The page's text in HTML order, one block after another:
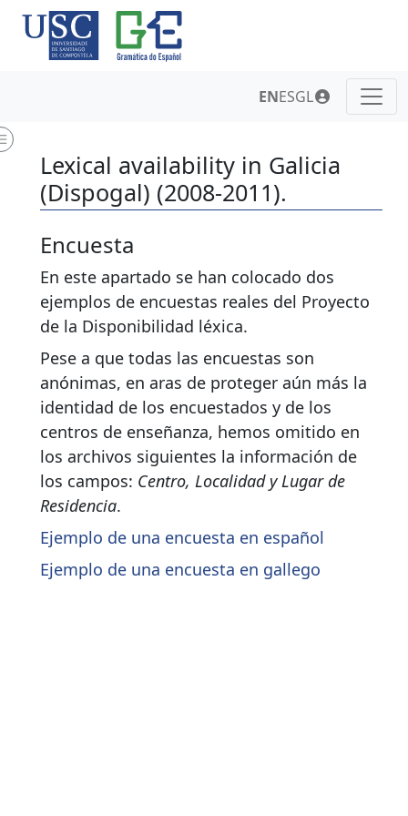
ENESGL
Lexical availability in Galicia
(Dispogal) (2008-2011).
Encuesta
En este apartado se han colocado dos
ejemplos de encuestas reales del Proyecto
de la Disponibilidad léxica.
Pese a que todas las encuestas son
anónimas, en aras de proteger aún más la
identidad de los encuestados y de los
centros de enseñanza, hemos omitido en
los archivos siguientes la información de
los campos: Centro, Localidad y Lugar de
Residencia.
Ejemplo de una encuesta en español
Ejemplo de una encuesta en gallego